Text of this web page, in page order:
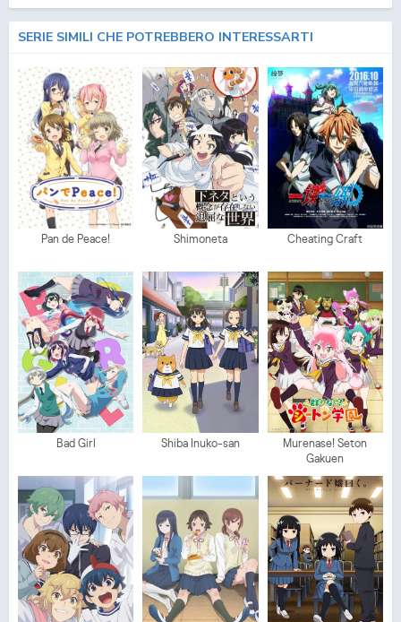
SERIE SIMILI CHE POTREBBERO INTERESSARTI
Pan de Peace! Shimoneta Cheating Craft
Bad Girl Shiba Inuko-san
Murenase! Seton
Gakuen